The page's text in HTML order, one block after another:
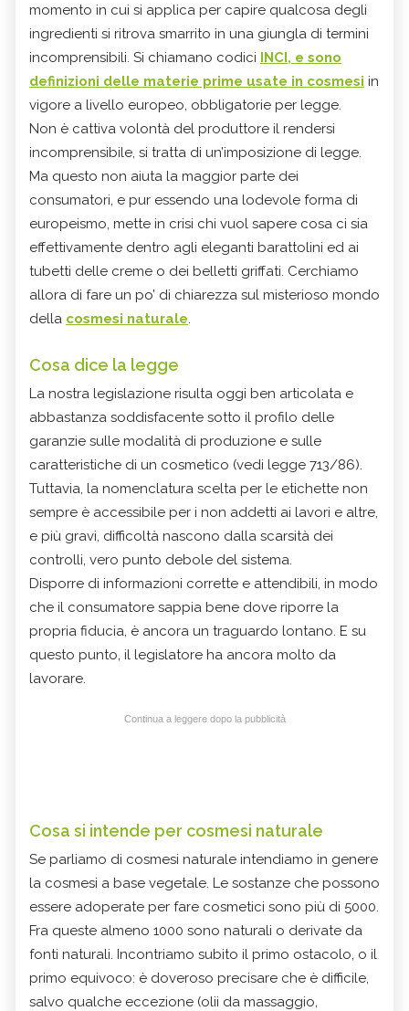
momento in cui si applica per capire qualcosa degli
ingredienti si ritrova smarrito in una giungla di termini
incomprensibili. Si chiamano codici INCI, e sono
definizioni delle materie prime usate in cosmesi in
vigore a livello europeo, obbligatorie per legge.
Non è cattiva volontà del produttore il rendersi
incomprensibile, si tratta di un’imposizione di legge.
Ma questo non aiuta la maggior parte dei
consumatori, e pur essendo una lodevole forma di
europeismo, mette in crisi chi vuol sapere cosa ci sia
effettivamente dentro agli eleganti barattolini ed ai
tubetti delle creme o dei belletti griffati. Cerchiamo
allora di fare un po’ di chiarezza sul misterioso mondo
della cosmesi naturale.
Cosa dice la legge
La nostra legislazione risulta oggi ben articolata e
abbastanza soddisfacente sotto il profilo delle
garanzie sulle modalità di produzione e sulle
caratteristiche di un cosmetico (vedi legge 713/86).
Tuttavia, la nomenclatura scelta per le etichette non
sempre è accessibile per i non addetti ai lavori e altre,
e più gravi, difficoltà nascono dalla scarsità dei
controlli, vero punto debole del sistema.
Disporre di informazioni corrette e attendibili, in modo
che il consumatore sappia bene dove riporre la
propria fiducia, è ancora un traguardo lontano. E su
questo punto, il legislatore ha ancora molto da
lavorare.
Continua a leggere dopo la pubblicità
Cosa si intende per cosmesi naturale
Se parliamo di cosmesi naturale intendiamo in genere
la cosmesi a base vegetale. Le sostanze che possono
essere adoperate per fare cosmetici sono più di 5000.
Fra queste almeno 1000 sono naturali o derivate da
fonti naturali. Incontriamo subito il primo ostacolo, o il
primo equivoco: è doveroso precisare che è difficile,
salvo qualche eccezione (olii da massaggio,